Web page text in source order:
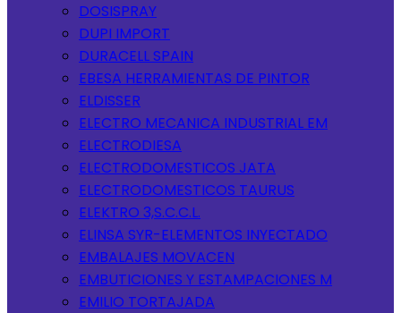
DOSISPRAY
DUPI IMPORT
DURACELL SPAIN
EBESA HERRAMIENTAS DE PINTOR
ELDISSER
ELECTRO MECANICA INDUSTRIAL EM
ELECTRODIESA
ELECTRODOMESTICOS JATA
ELECTRODOMESTICOS TAURUS
ELEKTRO 3,S.C.C.L.
ELINSA SYR-ELEMENTOS INYECTADO
EMBALAJES MOVACEN
EMBUTICIONES Y ESTAMPACIONES M
EMILIO TORTAJADA